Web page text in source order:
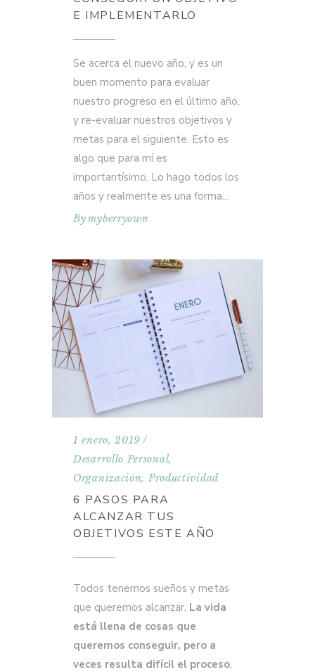
E IMPLEMENTARLO
Se acerca el nuevo año, y es un
buen momento para evaluar
nuestro progreso en el último año,
y re-evaluar nuestros objetivos y
metas para el siguiente. Esto es
algo que para mí es
importantísimo. Lo hago todos los
años y realmente es una forma
Bymyberryown
1 enero, 2019
Desarrollo Personal,
Organización, Productividad
6 PASOS PARA
ALCANZAR TUS
OBJETIVOS ESTE AÑO
Todos tenemos sueños y metas
que queremos alcanzar. La vida
está llena de cosas que
queremos conseguir, pero a
veces resulta difícil el proceso,